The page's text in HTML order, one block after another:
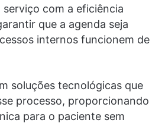
com a eficiência
que a agenda seja
internos funcionem de
soluções tecnológicas que
processo, proporcionando
para o paciente sem